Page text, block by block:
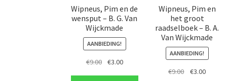
Wipneus, Pim en de
wensput – B. G. Van
Wijckmade
AANBIEDING!
€9.00
Oorspronkelijke
€3.00Huidige
Wipneus, Pim en
het groot
raadselboek – B. A.
Van Wijckmade
AANBIEDING!
€9.00 €3.00Huidige